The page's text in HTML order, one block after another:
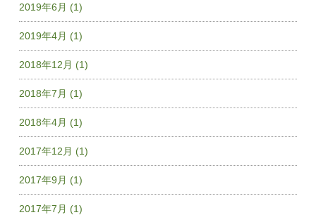
2019年6月 (1)
2019年4月 (1)
2018年12月 (1)
2018年7月 (1)
2018年4月 (1)
2017年12月 (1)
2017年9月 (1)
2017年7月 (1)